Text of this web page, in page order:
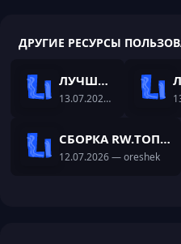
ДРУГИЕ РЕСУРСЫ
ЛУЧШАЯ СБОРКА АНАРХИИ! DEADMINE! WINTER HO-HO-HO
13.07.2026 — oreshek
СБОРКА RW.ТОП СБОРКА ДЛЯ ВАШЕГО СЕРВЕРА И ДЛЯ НАЧАЛА ПРОЕКТА
12.07.2026— oreshek